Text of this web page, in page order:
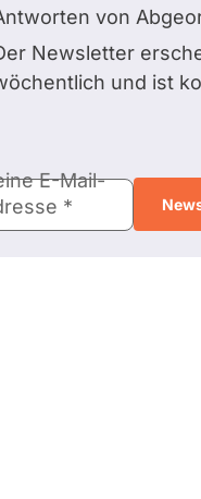
von
Newsletter
und ist
E-Mail-